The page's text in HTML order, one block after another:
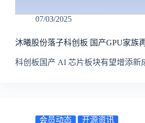
07/03/2025
沐曦股份落子科创板 国产GPU家族
科创板国产 AI 芯片板块有望增添
会员动态 开源资讯